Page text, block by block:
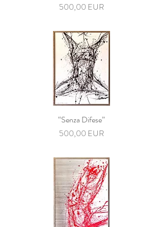
Preț
500,00 EUR
“Senza Difese”
Preț
500,00 EUR